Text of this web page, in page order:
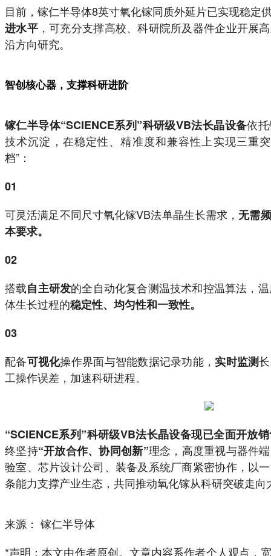
目前，镓仁半导体8英寸氧化镓同质外延片已实现稳定
进水平，可充分支撑高校、科研院所及器件企业开展
沿方向研究。
智创核心器，支撑科研进阶
镓仁半导体“SCIENCE系列”科研级VB法长晶设备依
技术沉淀，在稳定性、精准度和兼容性上实现三重
档”：
01
可灵活满足不同尺寸氧化镓VB法单晶生长需求，无需
本要求。
02
搭载自主研发的全自动化复合测温技术和控温算法，
体生长过程的稳定性、均匀性和一致性。
03
配备可视化操作界面与智能数据记录功能， 实时监测
工操作误差，加速科研进程。
“SCIENCE系列”科研级VB法长晶设备现已全面开放
终坚持“开放合作、协同创新”理念，高度重视与器件
验室、芯片设计公司、装备及系统厂商紧密协作，以
条能力支撑产业生态，共同推动氧化镓从科研突破走向
来源： 镓仁半导体
*声明：本文由作者原创。文章内容系作者个人观点，